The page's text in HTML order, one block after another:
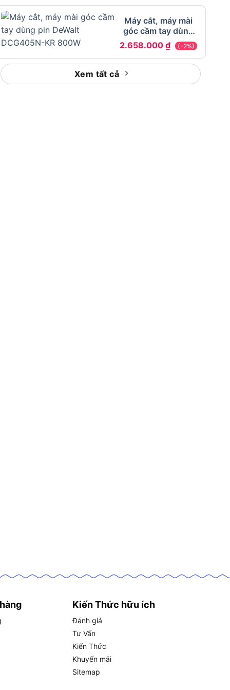
Máy cắt, máy mài
góc cầm tay dùng
pin DeWalt
DCG405N-KR 800W
2.658.000₫ (-2%)
Xem tất cả
Kiến Thức hữu ích
Đánh giá
Tư Vấn
Kiến Thức
Khuyến mãi
Sitemap